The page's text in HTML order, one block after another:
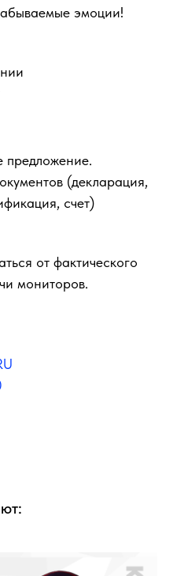
эмоции!
предложение.
(декларация,
счет)
от фактического
мониторов.